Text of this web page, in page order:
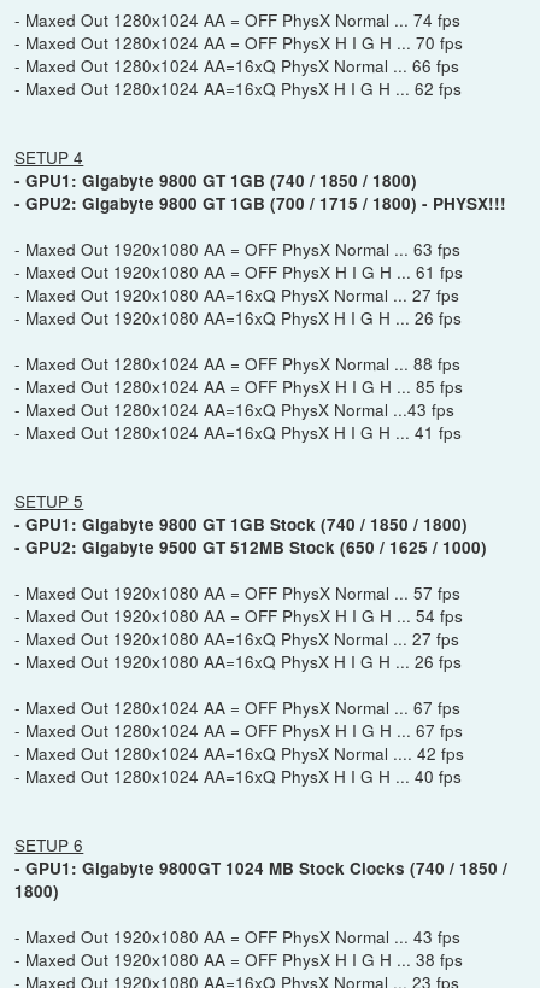
- Maxed Out 1280x1024 AA = OFF PhysX Normal ... 74 fps
- Maxed Out 1280x1024 AA = OFF PhysX H I G H ... 70 fps
- Maxed Out 1280x1024 AA=16xQ PhysX Normal ... 66 fps
- Maxed Out 1280x1024 AA=16xQ PhysX H I G H ... 62 fps
SETUP 4
- GPU1: Gigabyte 9800 GT 1GB (740 / 1850 / 1800)
- GPU2: Gigabyte 9800 GT 1GB (700 / 1715 / 1800) - PHYSX!!!
- Maxed Out 1920x1080 AA = OFF PhysX Normal ... 63 fps
- Maxed Out 1920x1080 AA = OFF PhysX H I G H ... 61 fps
- Maxed Out 1920x1080 AA=16xQ PhysX Normal ... 27 fps
- Maxed Out 1920x1080 AA=16xQ PhysX H I G H ... 26 fps
- Maxed Out 1280x1024 AA = OFF PhysX Normal ... 88 fps
- Maxed Out 1280x1024 AA = OFF PhysX H I G H ... 85 fps
- Maxed Out 1280x1024 AA=16xQ PhysX Normal ...43 fps
- Maxed Out 1280x1024 AA=16xQ PhysX H I G H ... 41 fps
SETUP 5
- GPU1: Gigabyte 9800 GT 1GB Stock (740 / 1850 / 1800)
- GPU2: Gigabyte 9500 GT 512MB Stock (650 / 1625 / 1000)
- Maxed Out 1920x1080 AA = OFF PhysX Normal ... 57 fps
- Maxed Out 1920x1080 AA = OFF PhysX H I G H ... 54 fps
- Maxed Out 1920x1080 AA=16xQ PhysX Normal ... 27 fps
- Maxed Out 1920x1080 AA=16xQ PhysX H I G H ... 26 fps
- Maxed Out 1280x1024 AA = OFF PhysX Normal ... 67 fps
- Maxed Out 1280x1024 AA = OFF PhysX H I G H ... 67 fps
- Maxed Out 1280x1024 AA=16xQ PhysX Normal .... 42 fps
- Maxed Out 1280x1024 AA=16xQ PhysX H I G H ... 40 fps
SETUP 6
- GPU1: Gigabyte 9800GT 1024 MB Stock Clocks (740 / 1850 /
1800)
- Maxed Out 1920x1080 AA = OFF PhysX Normal ... 43 fps
- Maxed Out 1920x1080 AA = OFF PhysX H I G H ... 38 fps
- Maxed Out 1920x1080 AA=16xQ PhysX Normal ... 23 fps